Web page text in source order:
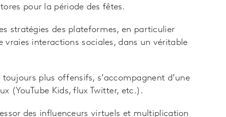
pour la période des fêtes.
stratégies des plateformes, en particulier
vraies interactions sociales, dans un véritable
plus offensifs, s’accompagnent d’une
(YouTube Kids, flux Twitter, etc.).
des influenceurs virtuels et multiplication